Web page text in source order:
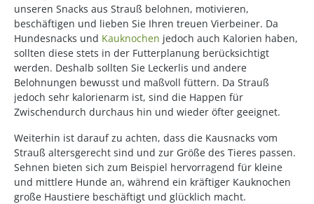
unseren Snacks aus Strauß belohnen, motivieren,
beschäftigen und lieben Sie Ihren treuen Vierbeiner. Da
Hundesnacks und Kauknochen jedoch auch Kalorien haben,
sollten diese stets in der Futterplanung berücksichtigt
werden. Deshalb sollten Sie Leckerlis und andere
Belohnungen bewusst und maßvoll füttern. Da Strauß
jedoch sehr kalorienarm ist, sind die Happen für
Zwischendurch durchaus hin und wieder öfter geeignet.
Weiterhin ist darauf zu achten, dass die Kausnacks vom
Strauß altersgerecht sind und zur Größe des Tieres passen.
Sehnen bieten sich zum Beispiel hervorragend für kleine
und mittlere Hunde an, während ein kräftiger Kauknochen
große Haustiere beschäftigt und glücklich macht.